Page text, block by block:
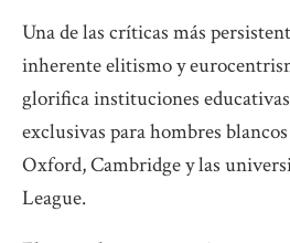
Una de las críticas más
inherente elitismo y
glorifica instituciones
exclusivas para hombres
Oxford, Cambridge y las
League.